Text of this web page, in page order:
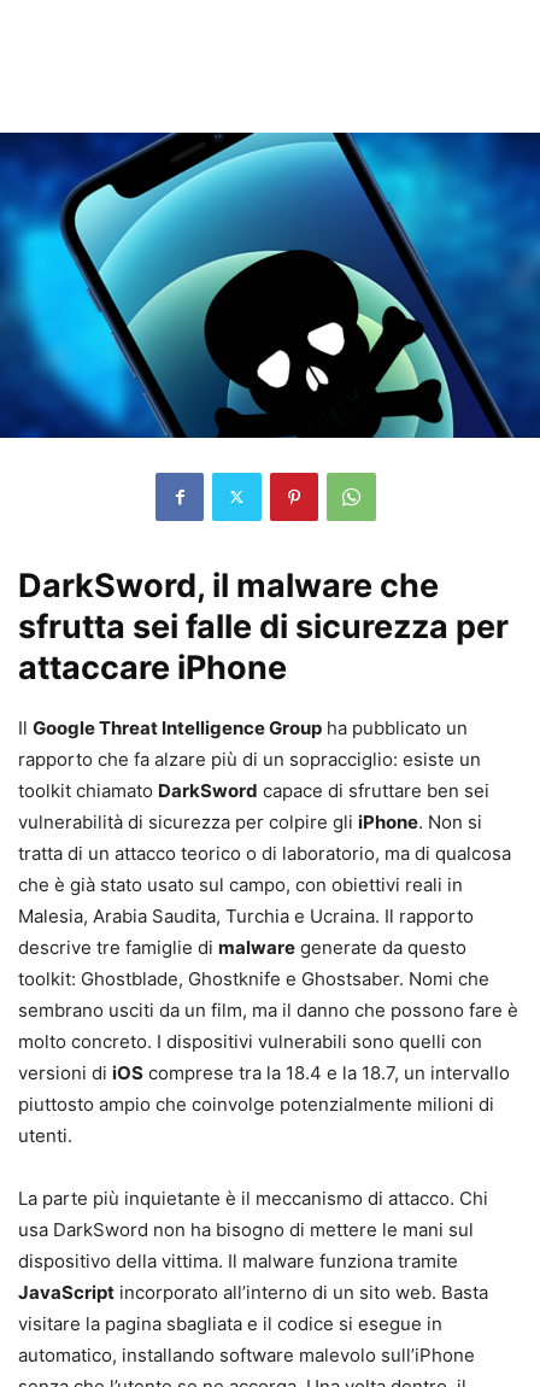
DarkSword, il malware che
sfrutta sei falle di sicurezza per
attaccare iPhone
Il Google Threat Intelligence Group ha pubblicato un
rapporto che fa alzare più di un sopracciglio: esiste un
toolkit chiamato DarkSword capace di sfruttare ben sei
vulnerabilità di sicurezza per colpire gli iPhone. Non si
tratta di un attacco teorico o di laboratorio, ma di qualcosa
che è già stato usato sul campo, con obiettivi reali in
Malesia, Arabia Saudita, Turchia e Ucraina. Il rapporto
descrive tre famiglie di malware generate da questo
toolkit: Ghostblade, Ghostknife e Ghostsaber. Nomi che
sembrano usciti da un film, ma il danno che possono fare è
molto concreto. I dispositivi vulnerabili sono quelli con
versioni di iOS comprese tra la 18.4 e la 18.7, un intervallo
piuttosto ampio che coinvolge potenzialmente milioni di
utenti.
La parte più inquietante è il meccanismo di attacco. Chi
usa DarkSword non ha bisogno di mettere le mani sul
dispositivo della vittima. Il malware funziona tramite
JavaScript incorporato all’interno di un sito web. Basta
visitare la pagina sbagliata e il codice si esegue in
automatico, installando software malevolo sull’iPhone